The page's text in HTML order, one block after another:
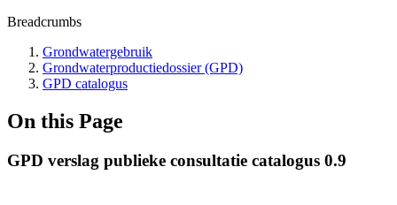
Breadcrumbs
Grondwatergebruik
Grondwaterproductiedossier (GPD)
GPD catalogus
On this Page
GPD verslag publieke consultatie catalogus 0.9